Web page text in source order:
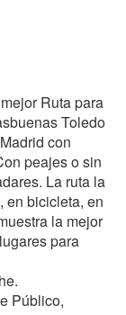
Ruta para
Toledo
con
peajes o sin
La ruta la
en bicicleta, en
la mejor
para
Público,